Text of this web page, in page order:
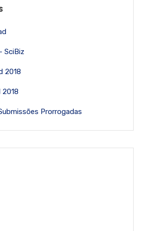
SciBiz
2018
Prorrogadas